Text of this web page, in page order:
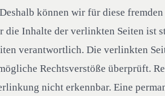
können wir für diese
die Inhalte der verlinkten Seiten ist
verantwortlich. Die verlinkten
Rechtsverstöße überprüft.
nicht erkennbar. Eine